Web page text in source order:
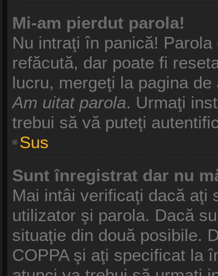
Mi-am pierdut parola!
Nu intraţi în panică!
refăcută, dar poate fi
lucru, mergeţi la pagina
Am uitat parola. Urmaţi
trebui să vă puteţi
Sus
Sunt înregistrat dar nu
Mai intâi verificaţi dacă aţi
utilizator şi parola. Dacă
situaţie din două posibile.
COPPA şi aţi specificat la